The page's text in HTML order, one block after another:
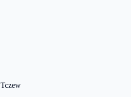
Tczew